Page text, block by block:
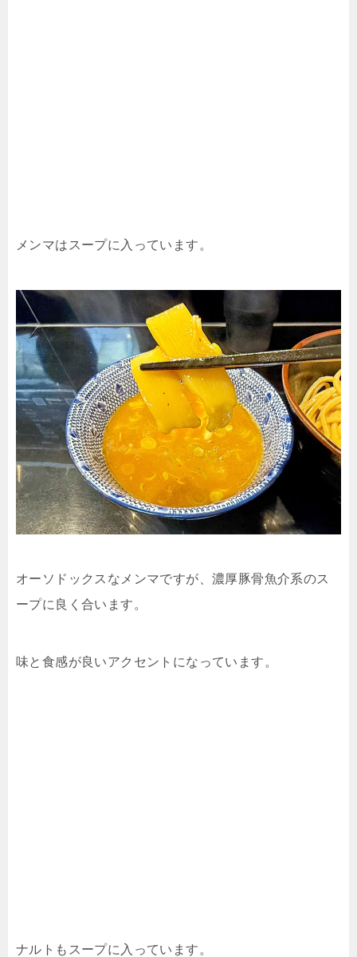
メンマはスープに入っています。
オーソドックスなメンマですが、濃厚豚骨魚介系のス
ープに良く合います。
味と食感が良いアクセントになっています。
ナルトもスープに入っています。